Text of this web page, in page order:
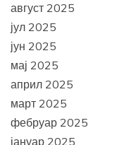
август 2025
јул 2025
јун 2025
мај 2025
април 2025
март 2025
фебруар 2025
јануар 2025